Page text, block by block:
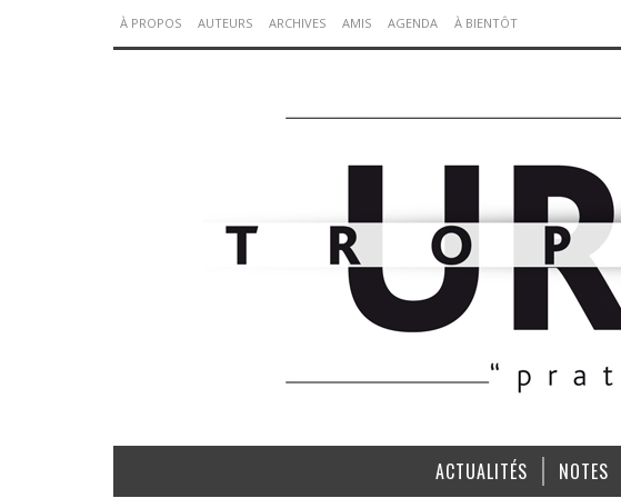
À PROPOS AUTEURS ARCHIVES AMIS AGENDA À BIENTÔT
ACTUALITÉS NOTES